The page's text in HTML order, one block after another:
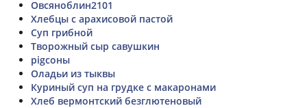
Овсяноблин2101
Хлебцы с арахисовой пастой
Суп грибной
Творожный сыр савушкин
pigсоны
Оладьи из тыквы
Куриный суп на грудке с макаронами
Хлеб вермонтский безглютеновый